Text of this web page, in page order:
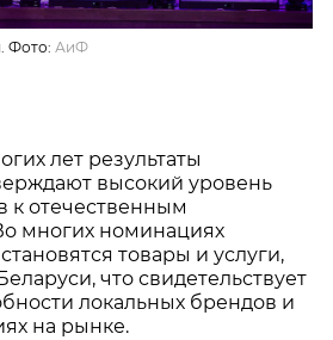
Фото:АиФ
лет результаты
высокий уровень
к отечественным
многих номинациях
товары и услуги,
что свидетельствует
локальных брендов и
на рынке.